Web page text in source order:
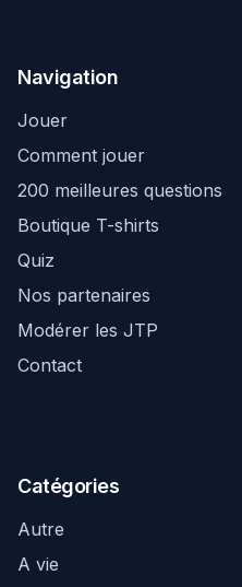
Navigation
Jouer
Comment jouer
200 meilleures questions
Boutique T-shirts
Quiz
Nos partenaires
Modérer les JTP
Contact
Catégories
Autre
A vie